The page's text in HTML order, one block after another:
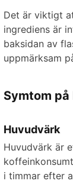
Det är viktigt
ingrediens är
baksidan av
uppmärksam
Symtom
Huvudvärk
Huvudvärk är
i timmar efter